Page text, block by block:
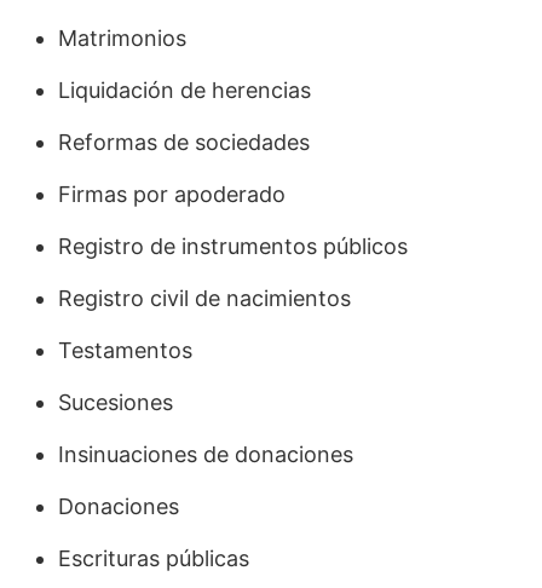
Matrimonios
Liquidación de herencias
Reformas de sociedades
Firmas por apoderado
Registro de instrumentos públicos
Registro civil de nacimientos
Testamentos
Sucesiones
Insinuaciones de donaciones
Donaciones
Escrituras públicas